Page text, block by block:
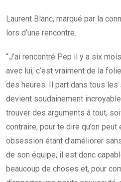
Laurent Blanc, marqué par la
lors d’une rencontre.
“J’ai rencontré Pep il y a six
avec lui, c’est vraiment de la
des heures. Il part dans tous les
devient soudainement
trouver des arguments à tout,
contraire, pour te dire qu’on
obsession étant d’améliorer
de son équipe, il est donc
beaucoup de choses et, pour